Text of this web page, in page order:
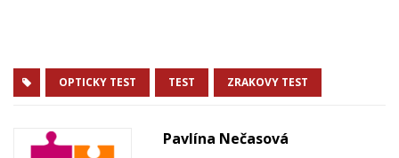
OPTICKY TEST TEST ZRAKOVY TEST
Pavlína Nečasová